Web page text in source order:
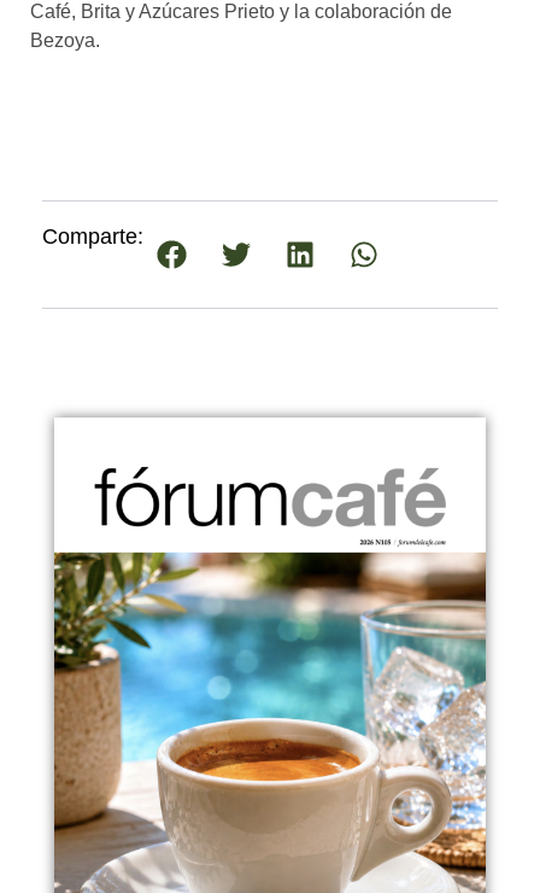
Café, Brita y Azúcares Prieto y la colaboración de
Bezoya.
Comparte: